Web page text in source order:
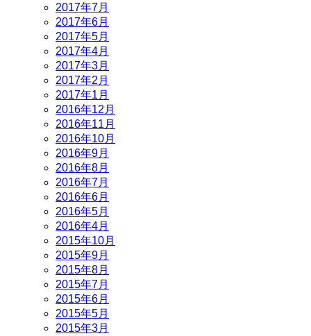
2017年7月
2017年6月
2017年5月
2017年4月
2017年3月
2017年2月
2017年1月
2016年12月
2016年11月
2016年10月
2016年9月
2016年8月
2016年7月
2016年6月
2016年5月
2016年4月
2015年10月
2015年9月
2015年8月
2015年7月
2015年6月
2015年5月
2015年3月